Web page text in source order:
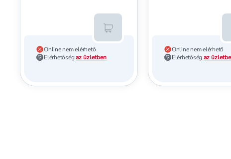
Online nem elérhető
Elérhetőségaz üzletben
Kosárba teszem
Online nem elérhető
Elérhetőség az